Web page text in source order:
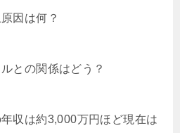
因は何？
との関係はどう？
収は約3,000万円ほど現在は